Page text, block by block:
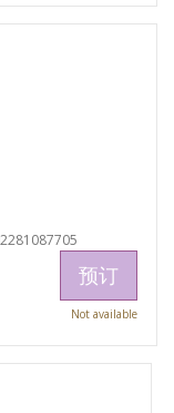
预订
Not available